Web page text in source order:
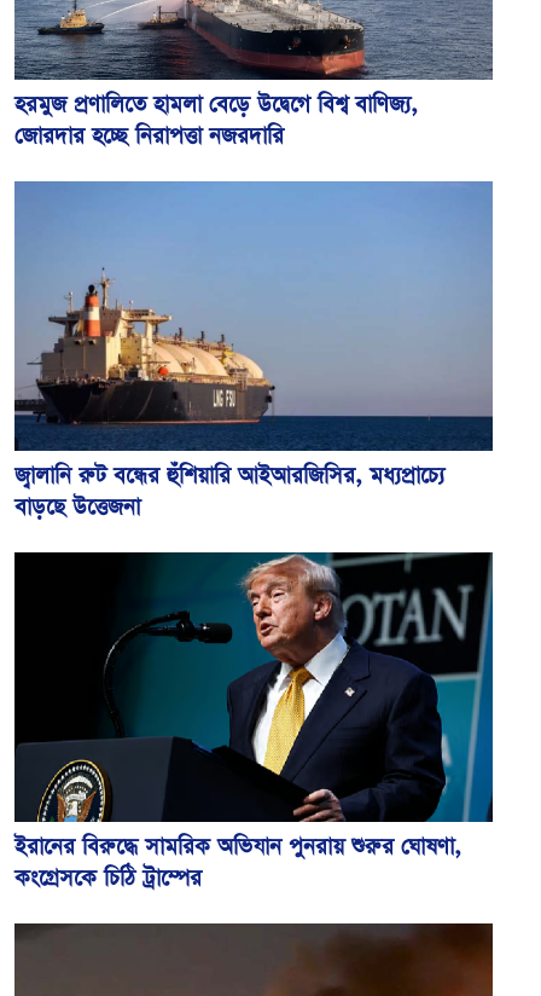
হরমুজ প্রণালিতে হামলা বেড়ে উদ্বেগে বিশ্ব বাণিজ্য,
জোরদার হচ্ছে নিরাপত্তা নজরদারি
জ্বালানি রুট বন্ধের হুঁশিয়ারি আইআরজিসির, মধ্যপ্রাচ্যে
বাড়ছে উত্তেজনা
ইরানের বিরুদ্ধে সামরিক অভিযান পুনরায় শুরুর ঘোষণা,
কংগ্রেসকে চিঠি ট্রাম্পের